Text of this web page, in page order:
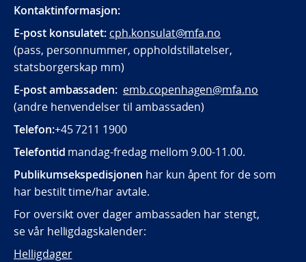
Kontaktinformasjon:
E-post konsulatet: cph.konsulat@mfa.no
(pass, personnummer, oppholdstillatelser,
statsborgerskap mm)
E-post ambassaden: emb.copenhagen@mfa.no
(andre henvendelser til ambassaden)
Telefon:+45 7211 1900
Telefontid mandag-fredag mellom 9.00-11.00.
Publikumsekspedisjonen har kun åpent for de som
har bestilt time/har avtale.
For oversikt over dager ambassaden har stengt,
se vår helligdagskalender:
Helligdager